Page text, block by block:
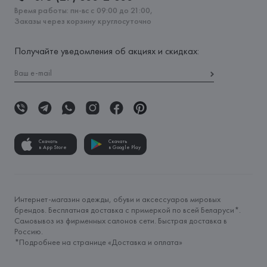
Время работы: пн-вс с 09:00 до 21:00,
Заказы через корзину круглосуточно
Получайте уведомления об акциях и скидках:
Скачать
в App Store
Скачать
в Google Play
Интернет-магазин одежды, обуви и аксессуаров мировых
брендов. Бесплатная доставка с примеркой по всей Беларуси*.
Самовывоз из фирменных салонов сети. Быстрая доставка в
Россию.
*Подробнее на странице «Доставка и оплата»